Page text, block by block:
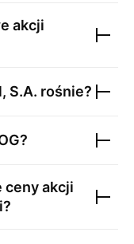
akcji
S.A. rośnie?
?
ceny akcji